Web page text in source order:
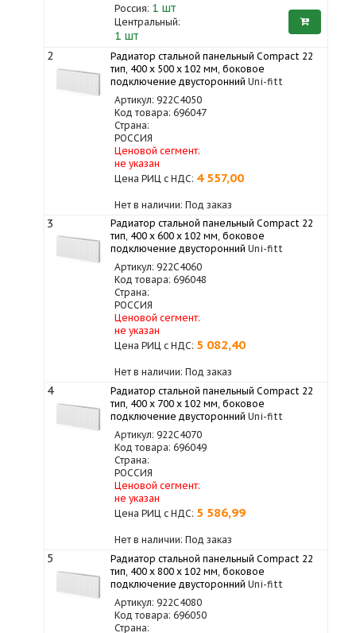
Россия: 1 шт
Центральный:
1 шт
2
Радиатор стальной панельный Compact 22
тип, 400 х 500 x 102 мм, боковое
подключение двусторонний Uni-fitt
Артикул: 922C4050
Код товара: 696047
Страна:
РОССИЯ
Ценовой сегмент:
не указан
Цена РИЦ с НДС: 4 557,00
Нет в наличии: Под заказ
3
Радиатор стальной панельный Compact 22
тип, 400 х 600 x 102 мм, боковое
подключение двусторонний Uni-fitt
Артикул: 922C4060
Код товара: 696048
Страна:
РОССИЯ
Ценовой сегмент:
не указан
Цена РИЦ с НДС: 5 082,40
Нет в наличии: Под заказ
4
Радиатор стальной панельный Compact 22
тип, 400 х 700 x 102 мм, боковое
подключение двусторонний Uni-fitt
Артикул: 922C4070
Код товара: 696049
Страна:
РОССИЯ
Ценовой сегмент:
не указан
Цена РИЦ с НДС: 5 586,99
Нет в наличии: Под заказ
5
Радиатор стальной панельный Compact 22
тип, 400 х 800 x 102 мм, боковое
подключение двусторонний Uni-fitt
Артикул: 922C4080
Код товара: 696050
Страна: